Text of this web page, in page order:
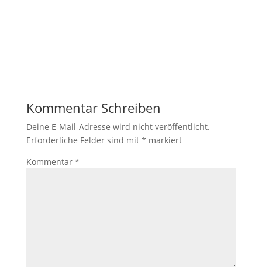
Kommentar Schreiben
Deine E-Mail-Adresse wird nicht veröffentlicht.
Erforderliche Felder sind mit * markiert
Kommentar *